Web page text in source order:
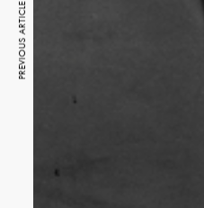
PREVIOUS ARTICLE